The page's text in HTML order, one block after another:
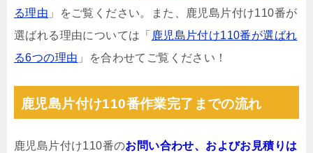
る理由 」をご覧ください。また、鹿児島片付け110番が
選ばれる理由については「 鹿児島片付け110番が選ばれ
る6つの理由 」を合わせてご覧ください！
鹿児島片付け110番作業完了までの流れ
鹿児島片付け110番のお問い合わせ、およびお見積りは